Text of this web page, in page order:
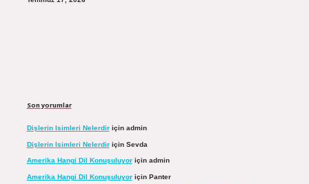
Son yorumlar
Dişlerin Isimleri Nelerdiriçin admin
Dişlerin Isimleri Nelerdiriçin Sevda
Amerika Hangi Dil Konuşuluyoriçin admin
Amerika Hangi Dil Konuşuluyoriçin Panter